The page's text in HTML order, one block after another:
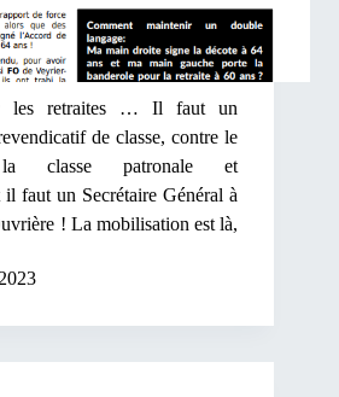
les retraites … Il faut un
de classe, contre le
classe patronale et
faut un Secrétaire Général à
! La mobilisation est là,